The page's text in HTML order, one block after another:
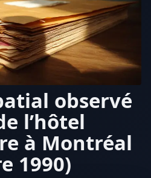
observé
l’hôtel
à Montréal
1990)